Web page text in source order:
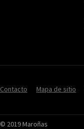
Contacto Mapa de sitio
© 2019 Maroñas